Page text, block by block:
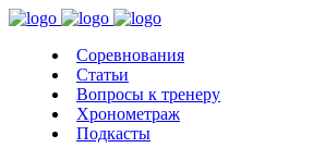
Соревнования
Статьи
Вопросы к тренеру
Хронометраж
Подкасты